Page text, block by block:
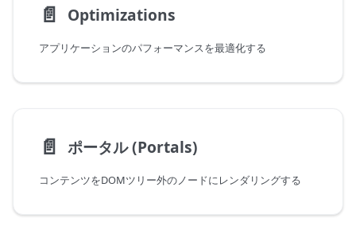
📄️ Optimizations
アプリケーションのパフォーマンスを最適化する
📄️ ポータル (Portals)
コンテンツをDOMツリー外のノードにレンダリングする